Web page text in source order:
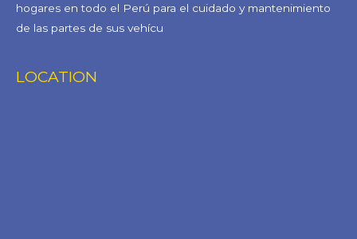
hogares en todo el Perú para el cuidado y mantenimiento
de las partes de sus vehícu
LOCATION